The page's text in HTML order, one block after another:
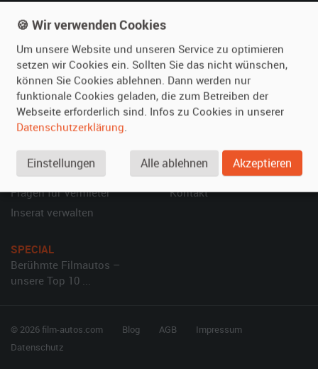
Über uns
Leistungen
Referenzen
Kundenmeinungen
Erweiterte Suche
Fragen für Mieter
Service
Vermieten
Oldtimer anmelden
Fotos senden
Fragen für Vermieter
Inserat verwalten
Häufige Fragen (FAQ)
So funktioniert's
Kontakt
SPECIAL
Berühmte Filmautos –
unsere Top 10 ...
© 2026 film-autos.com Blog AGB
Impressum
Datenschutz
🍪 Wir verwenden Cookies
Um unsere Website und unseren Service zu optimieren
setzen wir Cookies ein. Sollten Sie das nicht wünschen,
können Sie Cookies ablehnen. Dann werden nur
funktionale Cookies geladen, die zum Betreiben der
Webseite erforderlich sind. Infos zu Cookies in unserer
Datenschutzerklärung.
Einstellungen Alle ablehnen Akzeptieren